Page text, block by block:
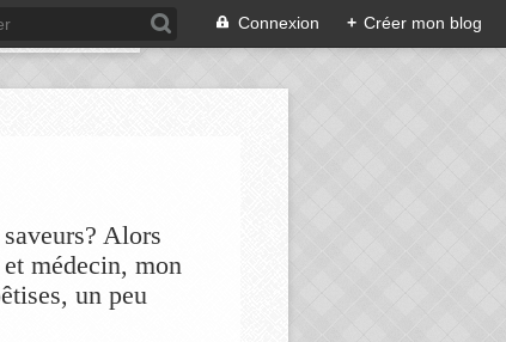
Connexion + Créer mon blog
Alors
médecin, mon
un peu